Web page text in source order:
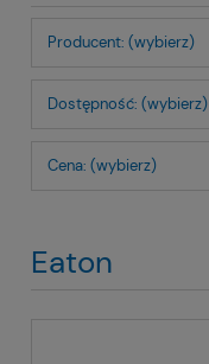
Producent: (wybierz)
Dostępność: (wybierz)
Cena: (wybierz)
Eaton